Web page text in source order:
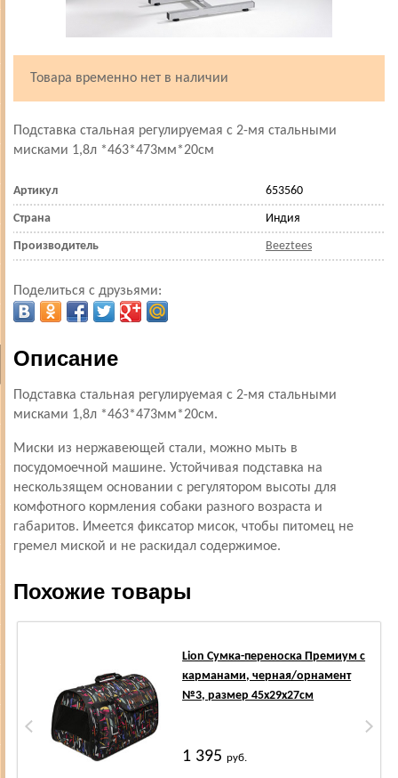
Товара временно нет в наличии
Подставка стальная регулируемая с 2-мя стальными
мисками 1,8л *463*473мм*20см
Артикул 653560
Страна Индия
Производитель Beeztees
Поделиться с друзьями:
Описание
Подставка стальная регулируемая с 2-мя стальными
мисками 1,8л *463*473мм*20см.
Миски из нержавеющей стали, можно мыть в
посудомоечной машине. Устойчивая подставка на
нескользящем основании с регулятором высоты для
комфотного кормления собаки разного возраста и
габаритов. Имеется фиксатор мисок, чтобы питомец не
гремел миской и не раскидал содержимое.
Похожие товары
Lion Сумка-переноска Премиум с
карманами, черная/орнамент
№3, размер 45х29х27см
1 395руб.